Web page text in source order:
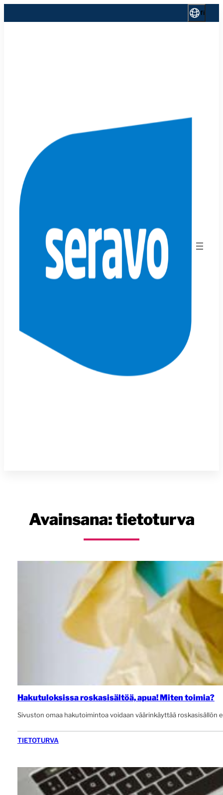
sisältöön
fi
Avainsana:tietoturva
Hakutuloksissa roskasisältöä, apua! Miten toimia?
Sivuston omaa hakutoimintoa voidaan väärinkäyttää
TIETOTURVA